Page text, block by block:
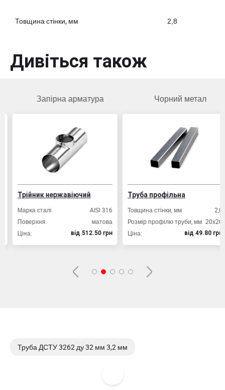
Товщина стінки, мм 2,8
Дивіться також
Запірна арматура
Трійник нержавіючий
Марка сталі
AISI 316
Поверхня
матова
Ціна:
вiд 512.50 грн
Чорний метал
Труба профільна
Товщина стінки, мм
2,0
Розмір профілю труби, мм 20х20
Ціна:
вiд 49.80 грн
Труба ДСТУ 3262 ду 32 мм 3,2 мм